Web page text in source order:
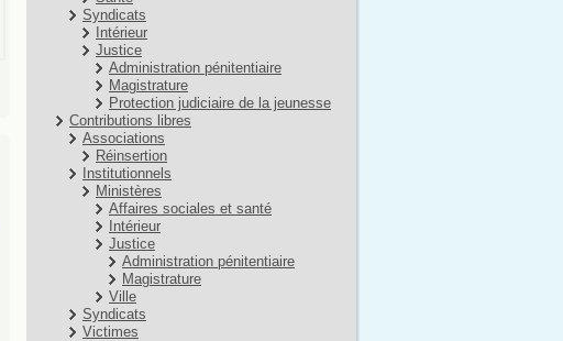
Syndicats
Intérieur
Justice
Administration pénitentiaire
Magistrature
Protection judiciaire de la jeunesse
Contributions libres
Associations
Réinsertion
Institutionnels
Ministères
Affaires sociales et santé
Intérieur
Justice
Administration pénitentiaire
Magistrature
Ville
Syndicats
Victimes